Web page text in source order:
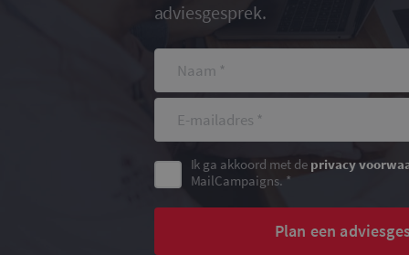
adviesgesprek.
Ik ga akkoord met de privacy
MailCampaigns. *
Plan een
36707191-1